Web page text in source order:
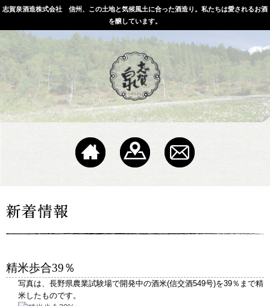
志賀泉酒造株式会社 信州、この土地と気候風土に合った酒造り。私たちは愛されるお酒
を醸しています。
精米歩合39％
写真は、長野県農業試験場で開発中の酒米(信交酒549号)を39％まで精
米したものです。